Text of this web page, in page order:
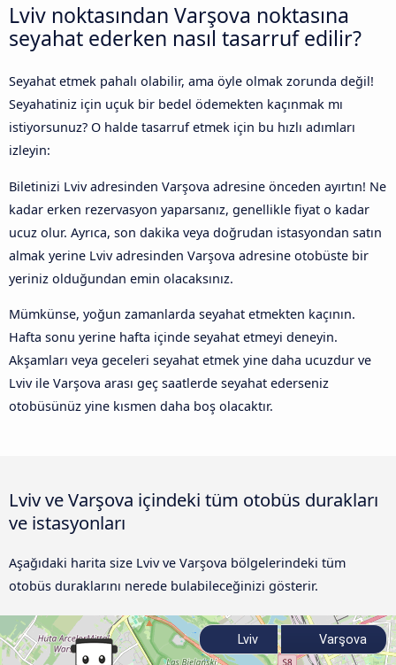
Lviv noktasından Varşova noktasına
seyahat ederken nasıl tasarruf edilir?
Seyahat etmek pahalı olabilir, ama öyle olmak zorunda değil!
Seyahatiniz için uçuk bir bedel ödemekten kaçınmak mı
istiyorsunuz? O halde tasarruf etmek için bu hızlı adımları
izleyin:
Biletinizi Lviv adresinden Varşova adresine önceden ayırtın! Ne
kadar erken rezervasyon yaparsanız, genellikle fiyat o kadar
ucuz olur. Ayrıca, son dakika veya doğrudan istasyondan satın
almak yerine Lviv adresinden Varşova adresine otobüste bir
yeriniz olduğundan emin olacaksınız.
Mümkünse, yoğun zamanlarda seyahat etmekten kaçının.
Hafta sonu yerine hafta içinde seyahat etmeyi deneyin.
Akşamları veya geceleri seyahat etmek yine daha ucuzdur ve
Lviv ile Varşova arası geç saatlerde seyahat ederseniz
otobüsünüz yine kısmen daha boş olacaktır.
Lviv ve Varşova içindeki tüm otobüs durakları
ve istasyonları
Aşağıdaki harita size Lviv ve Varşova bölgelerindeki tüm
otobüs duraklarını nerede bulabileceğinizi gösterir.
Lviv Varşova